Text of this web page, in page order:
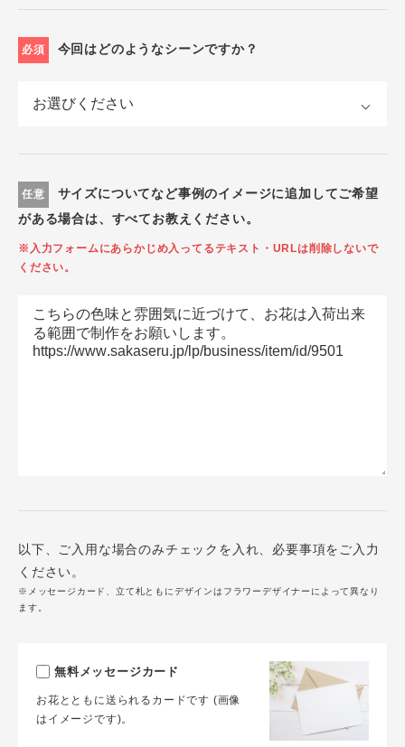
必須 今回はどのようなシーンですか？
任意
サイズについてなど事例のイメージに追加してご希望
がある場合は、すべてお教えください。
※入力フォームにあらかじめ入ってるテキスト・URLは削除しないで
ください。
以下、ご入用な場合のみチェックを入れ、必要事項をご入力
ください。
※メッセージカード、立て札ともにデザインはフラワーデザイナーによって異なり
ます。
無料メッセージカード
お花とともに送られるカードです (画像
はイメージです)。